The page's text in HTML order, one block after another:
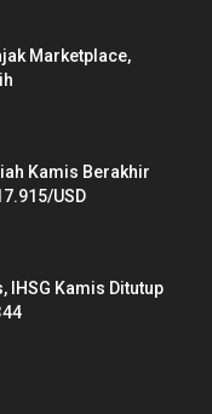
Marketplace,
Kamis Berakhir
USD
IHSG Kamis Ditutup